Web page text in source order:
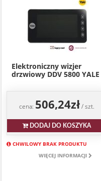
Elektroniczny wizjer
drzwiowy DDV 5800 YALE
cena: 506,24zł/ szt.
DODAJ DO KOSZYKA
CHWILOWY BRAK PRODUKTU
WIĘCEJ INFORMACJI